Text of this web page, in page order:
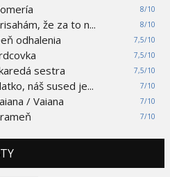
8/10
8/10
že za to n...
7,5/10
odhalenia
7,5/10
7,5/10
sestra
7/10
náš sused je...
7/10
/ Vaiana
7/10